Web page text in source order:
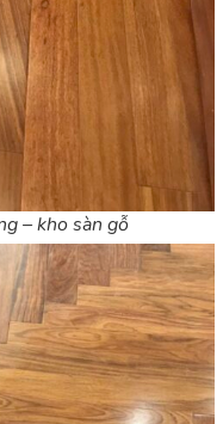
– kho sàn gỗ